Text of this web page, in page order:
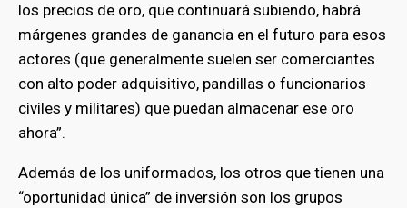
los precios de oro, que continuará subiendo, habrá
márgenes grandes de ganancia en el futuro para esos
actores (que generalmente suelen ser comerciantes
con alto poder adquisitivo, pandillas o funcionarios
civiles y militares) que puedan almacenar ese oro
ahora”.
Además de los uniformados, los otros que tienen una
“oportunidad única” de inversión son los grupos